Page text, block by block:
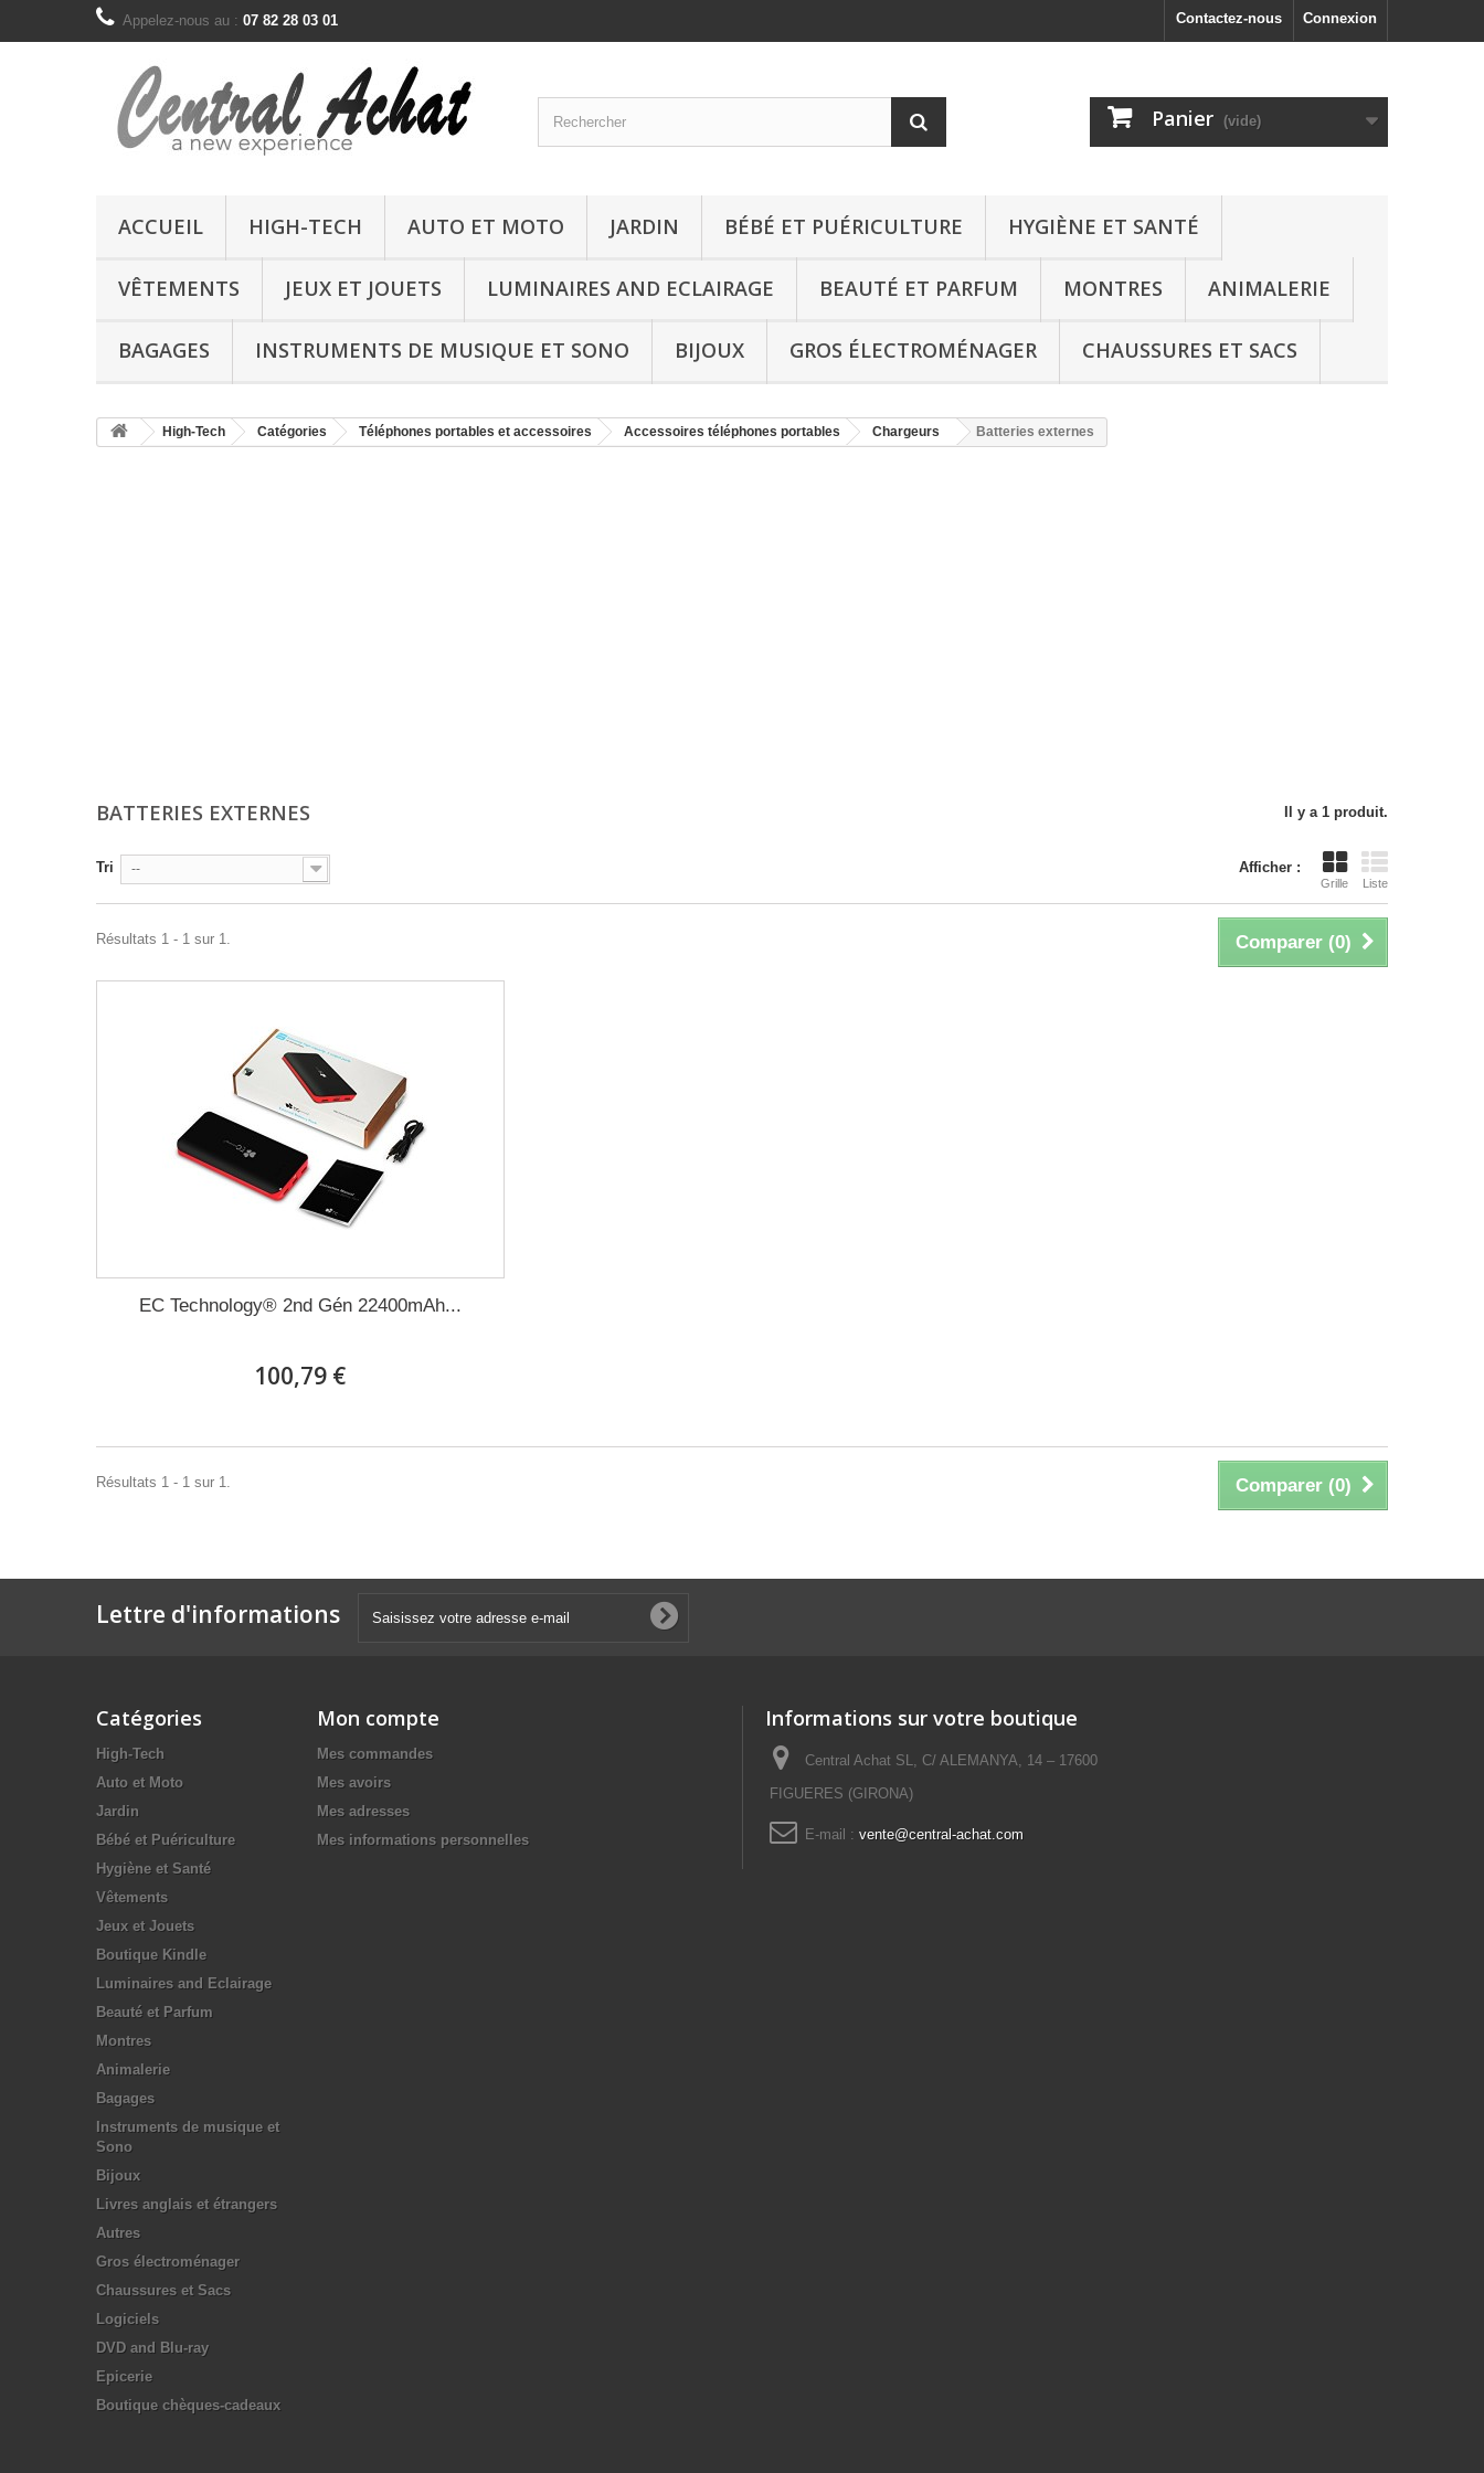
Connexion
Contactez-nous
Appelez-nous au : 07 82 28 03 01
Panier (vide)
ACCUEIL HIGH-TECH AUTO ET MOTO JARDIN BÉBÉ ET PUÉRICULTURE HYGIÈNE ET SANTÉ
VÊTEMENTS JEUX ET JOUETS LUMINAIRES AND ECLAIRAGE BEAUTÉ ET PARFUM MONTRES ANIMALERIE
BAGAGES INSTRUMENTS DE MUSIQUE ET SONO BIJOUX GROS ÉLECTROMÉNAGER CHAUSSURES ET SACS
High-Tech Catégories Téléphones portables et accessoires Accessoires téléphones portables Chargeurs Batteries externes
BATTERIES EXTERNES Il y a 1 produit.
Afficher :
Grille Liste
Tri --
Comparer (0)
Résultats 1 - 1 sur 1.
EC Technology® 2nd Gén 22400mAh...
100,79 €
Comparer (0)
Résultats 1 - 1 sur 1.
Lettre d'informations
Catégories
High-Tech
Auto et Moto
Jardin
Bébé et Puériculture
Hygiène et Santé
Vêtements
Jeux et Jouets
Boutique Kindle
Luminaires and Eclairage
Beauté et Parfum
Montres
Animalerie
Bagages
Instruments de musique et
Sono
Bijoux
Livres anglais et étrangers
Autres
Gros électroménager
Chaussures et Sacs
Logiciels
DVD and Blu-ray
Epicerie
Boutique chèques-cadeaux
Mon compte
Mes commandes
Mes avoirs
Mes adresses
Mes informations personnelles
Informations sur votre boutique
Central Achat SL, C/ ALEMANYA, 14 – 17600
FIGUERES (GIRONA)
E-mail : vente@central-achat.com